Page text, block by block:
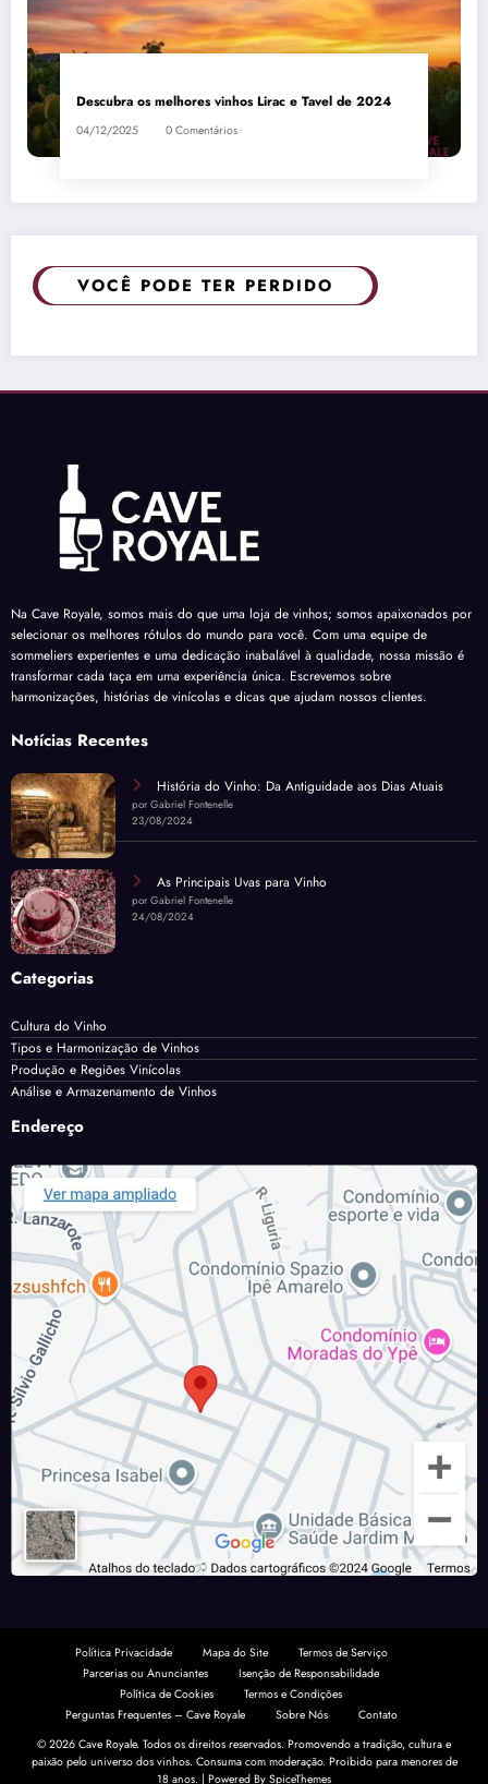
Descubra os melhores vinhos Lirac e Tavel de 2024
04/12/2025 0 Comentários
VOCÊ PODE TER PERDIDO
Na Cave Royale, somos mais do que uma loja de vinhos; somos apaixonados por
selecionar os melhores rótulos do mundo para você. Com uma equipe de
sommeliers experientes e uma dedicação inabalável à qualidade, nossa missão é
transformar cada taça em uma experiência única. Escrevemos sobre
harmonizações, histórias de vinícolas e dicas que ajudam nossos clientes.
Notícias Recentes
História do Vinho: Da Antiguidade aos Dias Atuais
por Gabriel Fontenelle
23/08/2024
As Principais Uvas para Vinho
por Gabriel Fontenelle
24/08/2024
Categorias
Cultura do Vinho
Tipos e Harmonização de Vinhos
Produção e Regiões Vinícolas
Análise e Armazenamento de Vinhos
Endereço
Política Privacidade Mapa do Site
Termos de Serviço
Parcerias ou Anunciantes
Isenção de Responsabilidade
Política de Cookies
Termos e Condições
Perguntas Frequentes – Cave Royale
Sobre Nós
Contato
© 2026 Cave Royale. Todos os direitos reservados. Promovendo a tradição, cultura e
paixão pelo universo dos vinhos. Consuma com moderação. Proibido para menores de
18 anos. | Powered By SpiceThemes